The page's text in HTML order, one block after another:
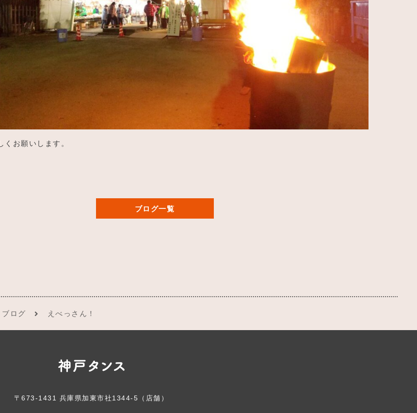
お願いします。
ブログ一覧
ブログ えべっさん！
〒673-1431 兵庫県加東市社1344-5（店舗）